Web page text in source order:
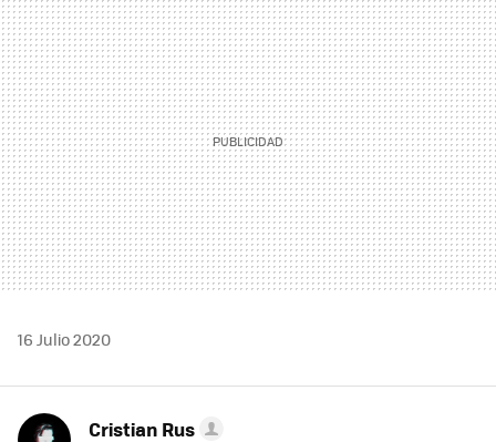
MAIL
16 Julio 2020
Cristian Rus